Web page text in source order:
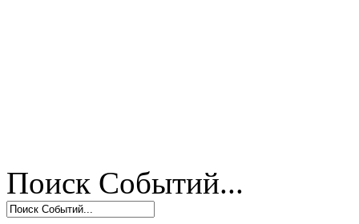
Поиск Событий...